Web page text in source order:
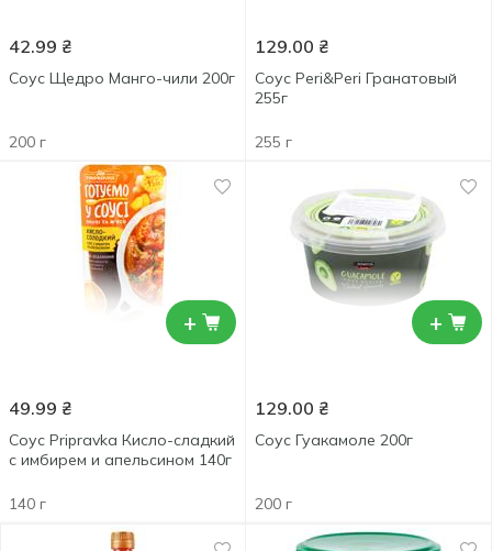
42.99 ₴
Соус Щедро Манго-чили 200г
200 г
129.00 ₴
Соус Peri&Peri Гранатовый
255г
255 г
+
49.99 ₴
Соус Pripravka Кисло-сладкий
с имбирем и апельсином 140г
140 г
+
129.00 ₴
Соус Гуакамоле 200г
200 г